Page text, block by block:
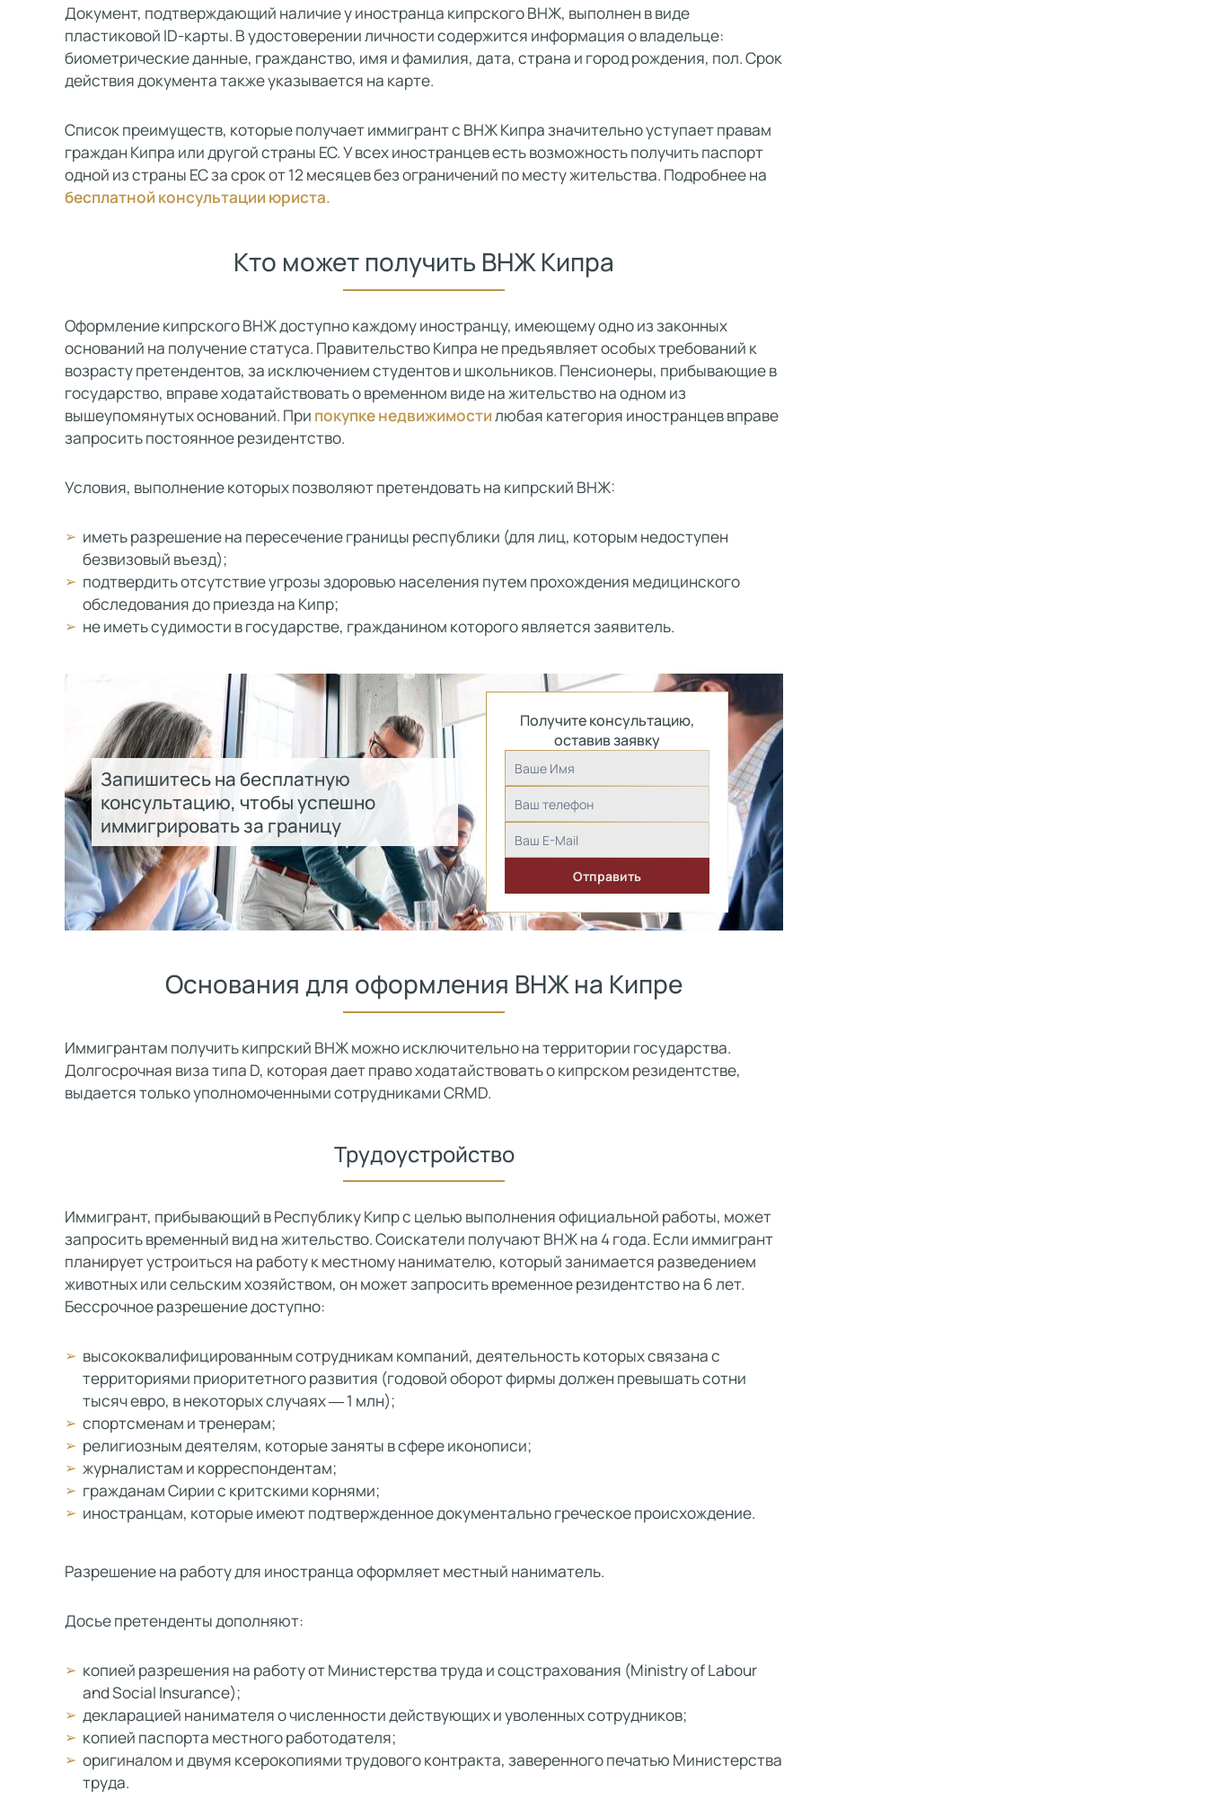
Документ, подтверждающий наличие у иностранца кипрского ВНЖ, выполнен в виде
пластиковой ID-карты. В удостоверении личности содержится информация о владельце:
биометрические данные, гражданство, имя и фамилия, дата, страна и город рождения, пол. Срок
действия документа также указывается на карте.
Список преимуществ, которые получает иммигрант с ВНЖ Кипра значительно уступает правам
граждан Кипра или другой страны ЕС. У всех иностранцев есть возможность получить паспорт
одной из страны ЕС за срок от 12 месяцев без ограничений по месту жительства. Подробнее на
бесплатной консультации юриста.
Кто может получить ВНЖ Кипра
Оформление кипрского ВНЖ доступно каждому иностранцу, имеющему одно из законных
оснований на получение статуса. Правительство Кипра не предъявляет особых требований к
возрасту претендентов, за исключением студентов и школьников. Пенсионеры, прибывающие в
государство, вправе ходатайствовать о временном виде на жительство на одном из
вышеупомянутых оснований. При покупке недвижимостилюбая категория иностранцев вправе
запросить постоянное резидентство.
Условия, выполнение которых позволяют претендовать на кипрский ВНЖ:
иметь разрешение на пересечение границы республики (для лиц, которым недоступен
безвизовый въезд);
подтвердить отсутствие угрозы здоровью населения путем прохождения медицинского
обследования до приезда на Кипр;
не иметь судимости в государстве, гражданином которого является заявитель.
Запишитесь на бесплатную
консультацию, чтобы успешно
иммигрировать за границу
Получите консультацию,
оставив заявку
Основания для оформления ВНЖ на Кипре
Иммигрантам получить кипрский ВНЖ можно исключительно на территории государства.
Долгосрочная виза типа D, которая дает право ходатайствовать о кипрском резидентстве,
выдается только уполномоченными сотрудниками CRMD.
Трудоустройство
Иммигрант, прибывающий в Республику Кипр с целью выполнения официальной работы, может
запросить временный вид на жительство. Соискатели получают ВНЖ на 4 года. Если иммигрант
планирует устроиться на работу к местному нанимателю, который занимается разведением
животных или сельским хозяйством, он может запросить временное резидентство на 6 лет.
Бессрочное разрешение доступно:
высококвалифицированным сотрудникам компаний, деятельность которых связана с
территориями приоритетного развития (годовой оборот фирмы должен превышать сотни
тысяч евро, в некоторых случаях ― 1 млн);
спортсменам и тренерам;
религиозным деятелям, которые заняты в сфере иконописи;
журналистам и корреспондентам;
гражданам Сирии с критскими корнями;
иностранцам, которые имеют подтвержденное документально греческое происхождение.
Разрешение на работу для иностранца оформляет местный наниматель.
Досье претенденты дополняют:
копией разрешения на работу от Министерства труда и соцстрахования (Ministry of Labour
and Social Insurance);
декларацией нанимателя о численности действующих и уволенных сотрудников;
копией паспорта местного работодателя;
оригиналом и двумя ксерокопиями трудового контракта, заверенного печатью Министерства
труда.